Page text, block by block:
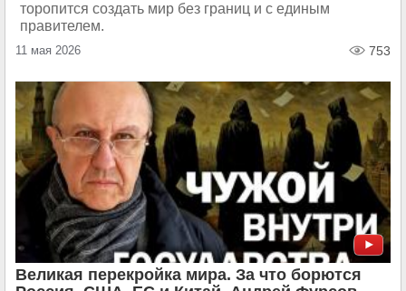
торопится создать мир без границ и с единым
правителем.
11 мая 2026 753
Великая перекройка мира. За что борются